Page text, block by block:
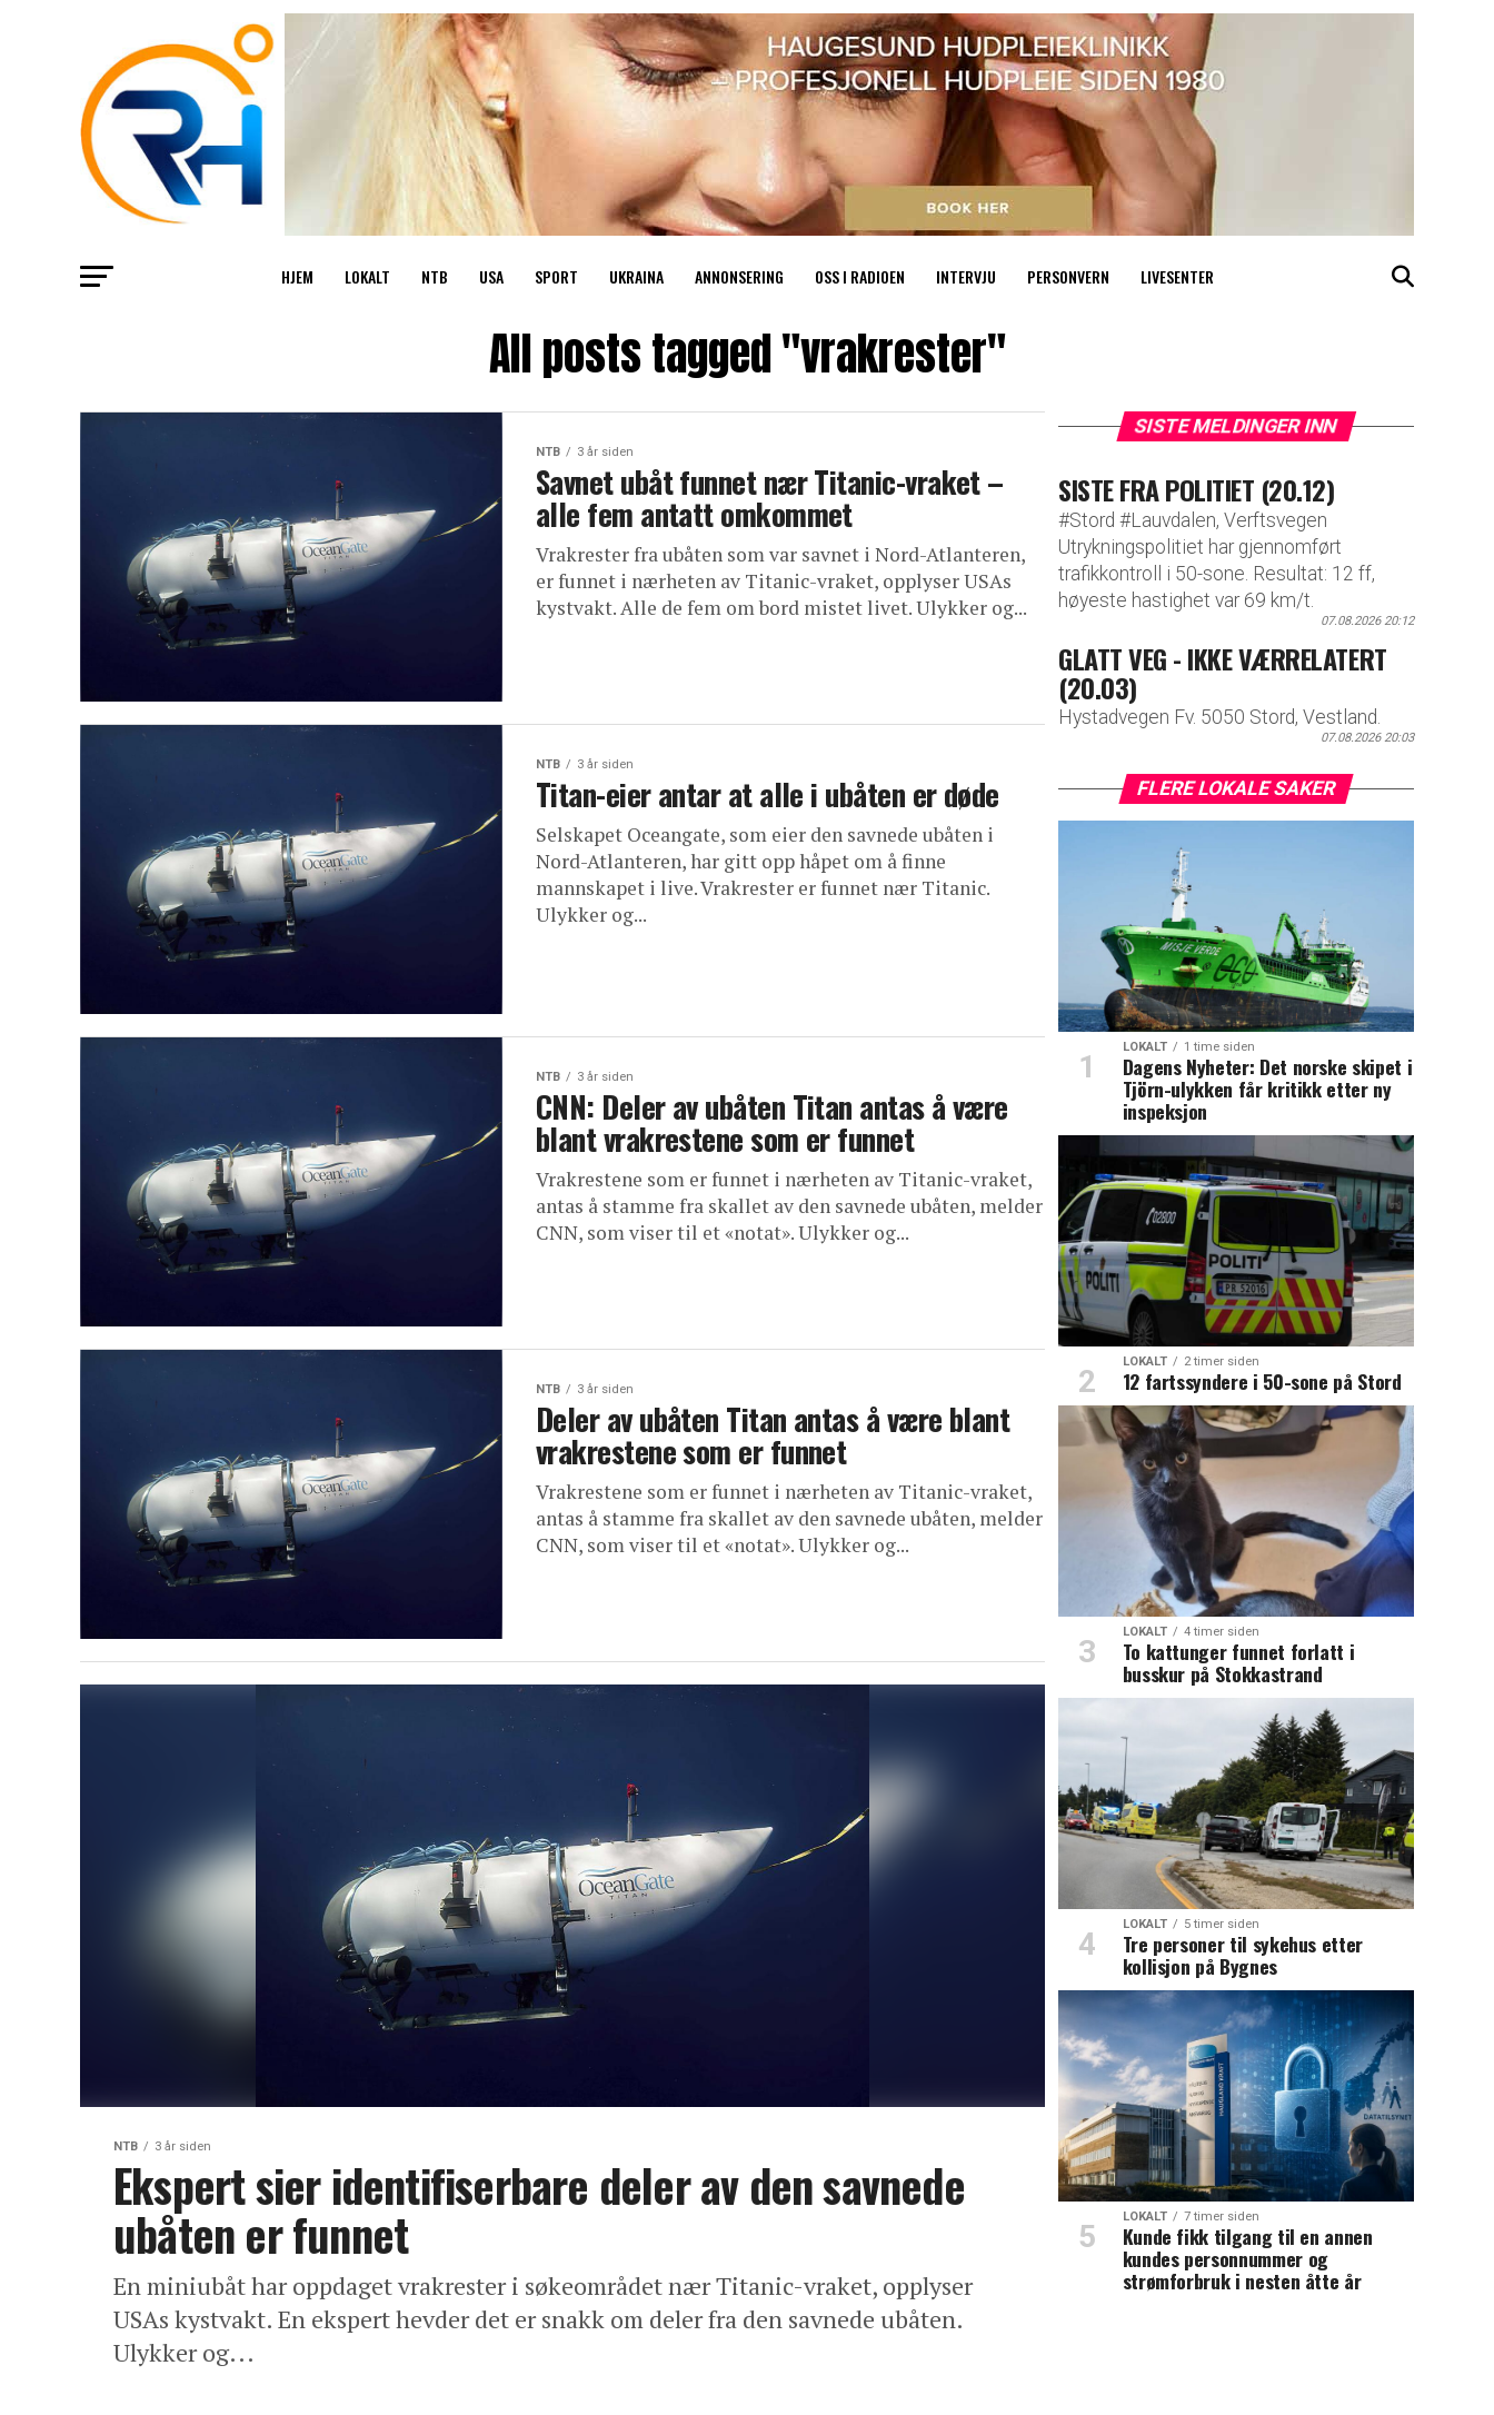
HJEM LOKALT NTB USA SPORT UKRAINA ANNONSERING OSS I RADIOEN INTERVJU PERSONVERN LIVESENTER
All posts tagged "vrakrester"
NTB 3 år siden
Savnet ubåt funnet nær Titanic-vraket –
alle fem antatt omkommet
Vrakrester fra ubåten som var savnet i Nord-Atlanteren,
er funnet i nærheten av Titanic-vraket, opplyser USAs
kystvakt. Alle de fem om bord mistet livet. Ulykker og...
NTB 3 år siden
Titan-eier antar at alle i ubåten er døde
Selskapet Oceangate, som eier den savnede ubåten i
Nord-Atlanteren, har gitt opp håpet om å finne
mannskapet i live. Vrakrester er funnet nær Titanic.
Ulykker og...
NTB 3 år siden
CNN: Deler av ubåten Titan antas å være
blant vrakrestene som er funnet
Vrakrestene som er funnet i nærheten av Titanic-vraket,
antas å stamme fra skallet av den savnede ubåten, melder
CNN, som viser til et «notat». Ulykker og...
NTB 3 år siden
Deler av ubåten Titan antas å være blant
vrakrestene som er funnet
Vrakrestene som er funnet i nærheten av Titanic-vraket,
antas å stamme fra skallet av den savnede ubåten, melder
CNN, som viser til et «notat». Ulykker og...
NTB 3 år siden
Ekspert sier identifiserbare deler av den savnede
ubåten er funnet
En miniubåt har oppdaget vrakrester i søkeområdet nær Titanic-vraket, opplyser
USAs kystvakt. En ekspert hevder det er snakk om deler fra den savnede ubåten.
Ulykker og...
SISTE MELDINGER INN
SISTE FRA POLITIET (20.12)
#Stord #Lauvdalen, Verftsvegen
Utrykningspolitiet har gjennomført
trafikkontroll i 50-sone. Resultat: 12 ff,
høyeste hastighet var 69 km/t.
07.08.2026 20:12
GLATT VEG - IKKE VÆRRELATERT
(20.03)
Hystadvegen Fv. 5050 Stord, Vestland.
07.08.2026 20:03
FLERE LOKALE SAKER
LOKALT 1 time siden
Dagens Nyheter: Det norske skipet i
Tjörn-ulykken får kritikk etter ny
inspeksjon
LOKALT 2 timer siden
12 fartssyndere i 50-sone på Stord
LOKALT 4 timer siden
To kattunger funnet forlatt i
busskur på Stokkastrand
LOKALT 5 timer siden
Tre personer til sykehus etter
kollisjon på Bygnes
LOKALT 7 timer siden
Kunde fikk tilgang til en annen
kundes personnummer og
strømforbruk i nesten åtte år